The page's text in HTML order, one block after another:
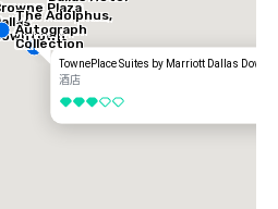
TownePlace Suites by Marriott Dallas
酒店
3/5
Plaza
The Adolphus,
Autograph
Collection